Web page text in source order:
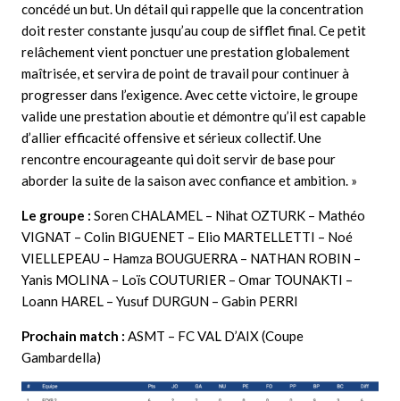
concédé un but. Un détail qui rappelle que la concentration
doit rester constante jusqu’au coup de sifflet final. Ce petit
relâchement vient ponctuer une prestation globalement
maîtrisée, et servira de point de travail pour continuer à
progresser dans l’exigence. Avec cette victoire, le groupe
valide une prestation aboutie et démontre qu’il est capable
d’allier efficacité offensive et sérieux collectif. Une
rencontre encourageante qui doit servir de base pour
aborder la suite de la saison avec confiance et ambition. »
Le groupe : Soren CHALAMEL – Nihat OZTURK – Mathéo
VIGNAT – Colin BIGUENET – Elio MARTELLETTI – Noé
VIELLEPEAU – Hamza BOUGUERRA – NATHAN ROBIN –
Yanis MOLINA – Loïs COUTURIER – Omar TOUNAKTI –
Loann HAREL – Yusuf DURGUN – Gabin PERRI
Prochain match : ASMT – FC VAL D’AIX (Coupe
Gambardella)